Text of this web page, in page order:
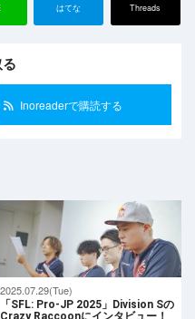
はてな Threads
Inoreaderで購読する
2025.07.29(Tue)
「SFL: Pro-JP 2025」Division Sの
Crazy Raccoonにインタビュー！